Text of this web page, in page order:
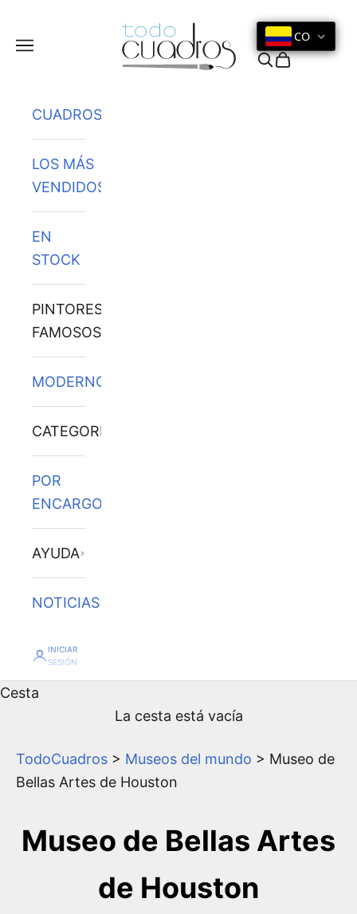
Menú
CO
Buscar
Cesta
CUADROS
LOS MÁS
VENDIDOS
EN
STOCK
PINTORES
FAMOSOS
MODERNOS
CATEGORÍAS
POR
ENCARGO
AYUDA
NOTICIAS
INICIAR
SESIÓN
Cesta
La cesta está vacía
TodoCuadros > Museos del mundo > Museo de
Bellas Artes de Houston
Museo de Bellas Artes
de Houston